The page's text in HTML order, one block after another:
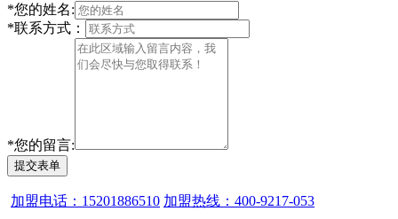
*您的姓名:
*联系方式：
*您的留言:
提交表单
加盟电话：15201886510 加盟热线：400-9217-053